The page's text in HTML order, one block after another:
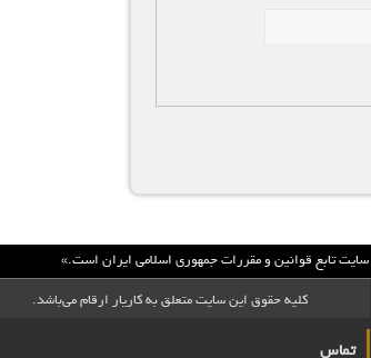
تابع قوانين و مقررات جمهوري اسلامي ايران است.»
کلیه حقوق این سایت متعلق به کاریار ارقام می‌باشد.
تماس